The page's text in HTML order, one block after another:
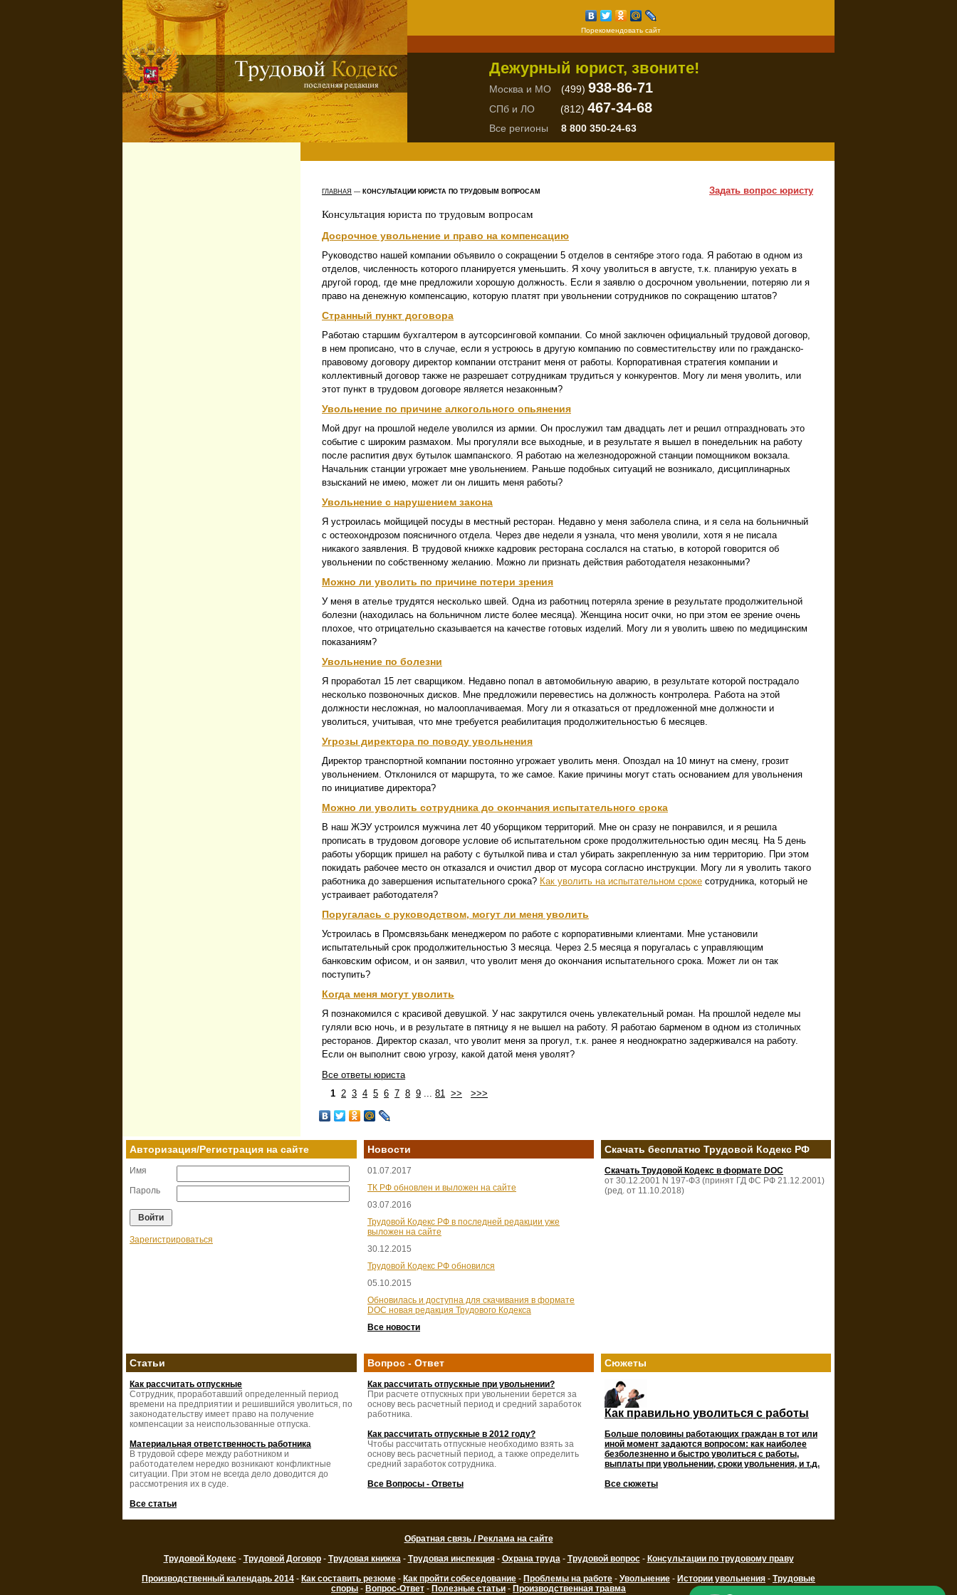
Порекомендовать сайт
Дежурный юрист, звоните!
Москва и МО (499) 938-86-71
СПб и ЛО (812) 467-34-68
Все регионы 8 800 350-24-63
ГЛАВНАЯ — КОНСУЛЬТАЦИИ ЮРИСТА ПО ТРУДОВЫМ ВОПРОСАМ Задать вопрос юристу
Консультация юриста по трудовым вопросам
Досрочное увольнение и право на компенсацию
Руководство нашей компании объявило о сокращении 5 отделов в сентябре этого года. Я работаю в одном из
отделов, численность которого планируется уменьшить. Я хочу уволиться в августе, т.к. планирую уехать в
другой город, где мне предложили хорошую должность. Если я заявлю о досрочном увольнении, потеряю ли я
право на денежную компенсацию, которую платят при увольнении сотрудников по сокращению штатов?
Странный пункт договора
Работаю старшим бухгалтером в аутсорсинговой компании. Со мной заключен официальный трудовой договор,
в нем прописано, что в случае, если я устроюсь в другую компанию по совместительству или по гражданско-
правовому договору директор компании отстранит меня от работы. Корпоративная стратегия компании и
коллективный договор также не разрешает сотрудникам трудиться у конкурентов. Могу ли меня уволить, или
этот пункт в трудовом договоре является незаконным?
Увольнение по причине алкогольного опьянения
Мой друг на прошлой неделе уволился из армии. Он прослужил там двадцать лет и решил отпраздновать это
событие с широким размахом. Мы прогуляли все выходные, и в результате я вышел в понедельник на работу
после распития двух бутылок шампанского. Я работаю на железнодорожной станции помощником вокзала.
Начальник станции угрожает мне увольнением. Раньше подобных ситуаций не возникало, дисциплинарных
взысканий не имею, может ли он лишить меня работы?
Увольнение с нарушением закона
Я устроилась мойщицей посуды в местный ресторан. Недавно у меня заболела спина, и я села на больничный
с остеохондрозом поясничного отдела. Через две недели я узнала, что меня уволили, хотя я не писала
никакого заявления. В трудовой книжке кадровик ресторана сослался на статью, в которой говорится об
увольнении по собственному желанию. Можно ли признать действия работодателя незаконными?
Можно ли уволить по причине потери зрения
У меня в ателье трудятся несколько швей. Одна из работниц потеряла зрение в результате продолжительной
болезни (находилась на больничном листе более месяца). Женщина носит очки, но при этом ее зрение очень
плохое, что отрицательно сказывается на качестве готовых изделий. Могу ли я уволить швею по медицинским
показаниям?
Увольнение по болезни
Я проработал 15 лет сварщиком. Недавно попал в автомобильную аварию, в результате которой пострадало
несколько позвоночных дисков. Мне предложили перевестись на должность контролера. Работа на этой
должности несложная, но малооплачиваемая. Могу ли я отказаться от предложенной мне должности и
уволиться, учитывая, что мне требуется реабилитация продолжительностью 6 месяцев.
Угрозы директора по поводу увольнения
Директор транспортной компании постоянно угрожает уволить меня. Опоздал на 10 минут на смену, грозит
увольнением. Отклонился от маршрута, то же самое. Какие причины могут стать основанием для увольнения
по инициативе директора?
Можно ли уволить сотрудника до окончания испытательного срока
В наш ЖЭУ устроился мужчина лет 40 уборщиком территорий. Мне он сразу не понравился, и я решила
прописать в трудовом договоре условие об испытательном сроке продолжительностью один месяц. На 5 день
работы уборщик пришел на работу с бутылкой пива и стал убирать закрепленную за ним территорию. При этом
покидать рабочее место он отказался и очистил двор от мусора согласно инструкции. Могу ли я уволить такого
работника до завершения испытательного срока? Как уволить на испытательном сроке сотрудника, который не
устраивает работодателя?
Поругалась с руководством, могут ли меня уволить
Устроилась в Промсвязьбанк менеджером по работе с корпоративными клиентами. Мне установили
испытательный срок продолжительностью 3 месяца. Через 2.5 месяца я поругалась с управляющим
банковским офисом, и он заявил, что уволит меня до окончания испытательного срока. Может ли он так
поступить?
Когда меня могут уволить
Я познакомился с красивой девушкой. У нас закрутился очень увлекательный роман. На прошлой неделе мы
гуляли всю ночь, и в результате в пятницу я не вышел на работу. Я работаю барменом в одном из столичных
ресторанов. Директор сказал, что уволит меня за прогул, т.к. ранее я неоднократно задерживался на работу.
Если он выполнит свою угрозу, какой датой меня уволят?
Все ответы юриста
1 2 3 4 5 6 7 8 9 ... 81 >> >>>
Авторизация/Регистрация на сайте
Имя
Пароль
Зарегистрироваться
Новости
01.07.2017
ТК РФ обновлен и выложен на сайте
03.07.2016
Трудовой Кодекс РФ в последней редакции уже
выложен на сайте
30.12.2015
Трудовой Кодекс РФ обновился
05.10.2015
Обновилась и доступна для скачивания в формате
DOC новая редакция Трудового Кодекса
Все новости
Скачать бесплатно Трудовой Кодекс РФ
Скачать Трудовой Кодекс в формате DOC
от 30.12.2001 N 197-ФЗ (принят ГД ФС РФ 21.12.2001)
(ред. от 11.10.2018)
Статьи
Как рассчитать отпускные
Сотрудник, проработавший определенный период
времени на предприятии и решившийся уволиться, по
законодательству имеет право на получение
компенсации за неиспользованные отпуска.
Материальная ответственность работника
В трудовой сфере между работником и
работодателем нередко возникают конфликтные
ситуации. При этом не всегда дело доводится до
рассмотрения их в суде.
Все статьи
Вопрос - Ответ
Как рассчитать отпускные при увольнении?
При расчете отпускных при увольнении берется за
основу весь расчетный период и средний заработок
работника.
Как рассчитать отпускные в 2012 году?
Чтобы рассчитать отпускные необходимо взять за
основу весь расчетный период, а также определить
средний заработок сотрудника.
Все Вопросы - Ответы
Сюжеты
Как правильно уволиться с работы
Больше половины работающих граждан в тот или
иной момент задаются вопросом: как наиболее
безболезненно и быстро уволиться с работы,
выплаты при увольнении, сроки увольнения, и т.д.
Все сюжеты
Обратная связь / Реклама на сайте
Трудовой Кодекс- Трудовой Договор- Трудовая книжка- Трудовая инспекция- Охрана труда- Трудовой вопрос- Консультации по трудовому праву
Производственный календарь 2014 - Как составить резюме - Как пройти собеседование - Проблемы на работе - Увольнение - Истории увольнения - Трудовые
споры - Вопрос-Ответ - Полезные статьи - Производственная травма